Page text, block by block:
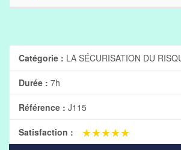
Catégorie : LA SÉCURISATION DU
Durée : 7h
Référence : J115
Satisfaction : ★★★★★
★★★★★